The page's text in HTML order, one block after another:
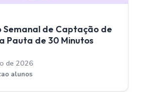
Semanal de Captação de
Pauta de 30 Minutos
de 2026
alunos